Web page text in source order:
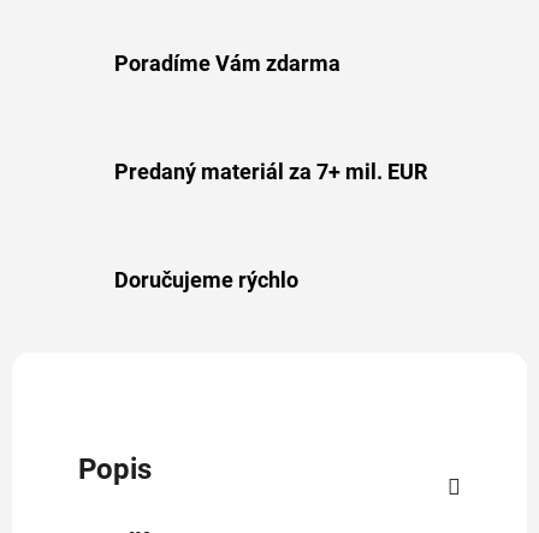
Poradíme Vám zdarma
Predaný materiál za 7+ mil. EUR
Doručujeme rýchlo
Popis